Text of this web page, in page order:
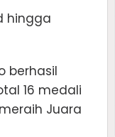
hingga
berhasil
16 medali
Juara